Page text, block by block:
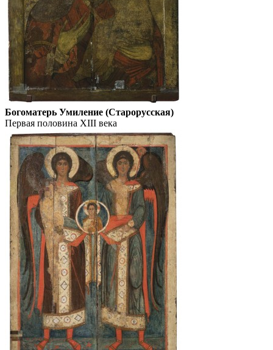
Богоматерь Умиление (Старорусская)
Первая половина XIII века